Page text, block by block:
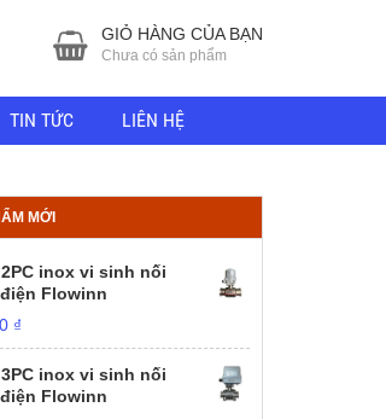
GIỎ HÀNG CỦA BẠN
Chưa có sản phẩm
TIN TỨC LIÊN HỆ
MỚI
inox vi sinh nối
Flowinn
₫
inox vi sinh nối
Flowinn